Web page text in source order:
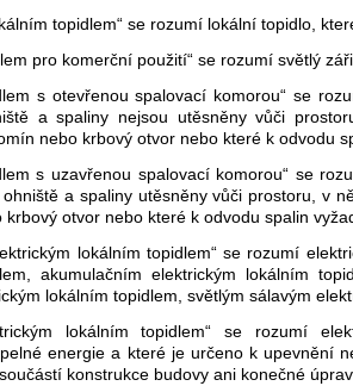
topidlem“ se rozumí lokální topidlo,
pro komerční použití“ se rozumí světlý
s otevřenou spalovací komorou“ se
a spaliny nejsou utěsněny vůči
nebo krbový otvor nebo které k odvodu
s uzavřenou spalovací komorou“ se
a spaliny utěsněny vůči prostoru, v
krbový otvor nebo které k odvodu spalin
lokálním topidlem“ se rozumí
akumulačním elektrickým lokálním
lokálním topidlem, světlým sálavým
lokálním topidlem“ se rozumí
energie a které je určeno k upevnění
konstrukce budovy ani konečné